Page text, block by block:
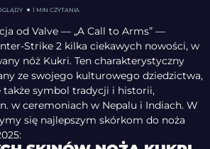
1 MIN CZYTANIA
od Valve — „A Call to Arms” —
Strike 2 kilka ciekawych nowości, w
nóż Kukri. Ten charakterystyczny
ze swojego kulturowego dziedzictwa,
symbol tradycji i historii,
w ceremoniach w Nepalu i Indiach. W
się najlepszym skórkom do noża